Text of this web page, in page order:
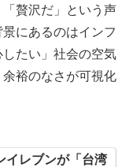
贅沢だ」という声
にあるのはインフ
たい」社会の空気
裕のなさが可視化
イレブンが「台湾